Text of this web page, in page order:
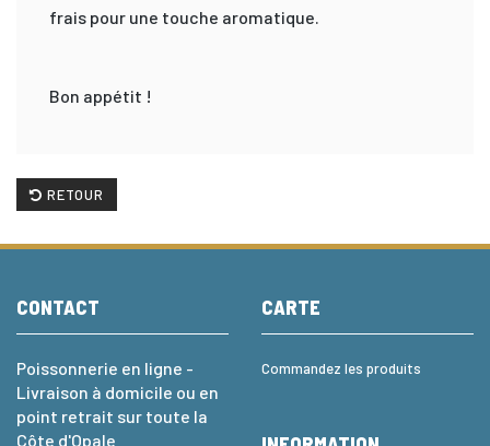
frais pour une touche aromatique.
Bon appétit !
RETOUR
CONTACT
Poissonnerie en ligne -
Livraison à domicile ou en
point retrait sur toute la
Côte d'Opale
CARTE
Commandez les produits